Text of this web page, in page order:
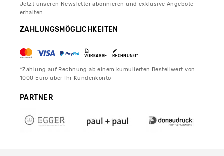
Jetzt unseren Newsletter abonnieren und exklusive Angebote
erhalten.
ZAHLUNGSMÖGLICHKEITEN
VORKASSE RECHNUNG*
*Zahlung auf Rechnung ab einem kumulierten Bestellwert von
1000 Euro über Ihr Kundenkonto
PARTNER